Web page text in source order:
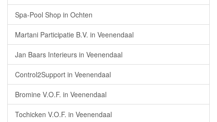
Spa-Pool Shop in Ochten
Martani Participatie B.V. in Veenendaal
Jan Baars Interieurs in Veenendaal
Control2Support in Veenendaal
Bromine V.O.F. in Veenendaal
Tochicken V.O.F. in Veenendaal